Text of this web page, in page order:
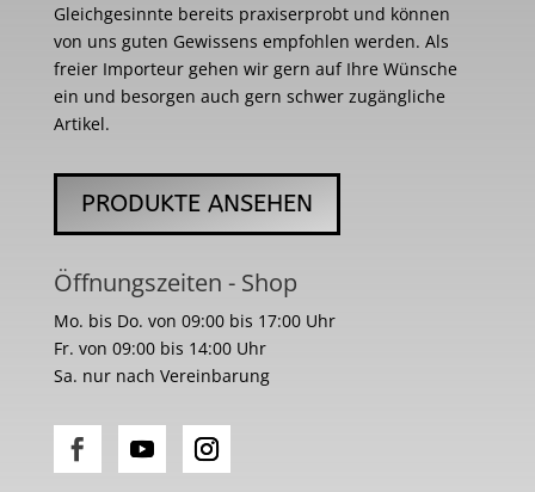
Gleichgesinnte bereits praxiserprobt und können
von uns guten Gewissens empfohlen werden. Als
freier Importeur gehen wir gern auf Ihre Wünsche
ein und besorgen auch gern schwer zugängliche
Artikel.
PRODUKTE ANSEHEN
Öffnungszeiten - Shop
Mo. bis Do. von 09:00 bis 17:00 Uhr
Fr. von 09:00 bis 14:00 Uhr
Sa. nur nach Vereinbarung